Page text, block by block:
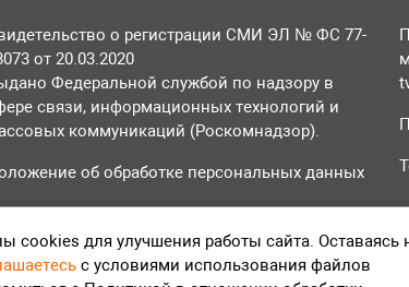
о регистрации СМИ ЭЛ № ФС 77-
от 20.03.2020
Федеральной службой по надзору в
связи, информационных технологий и
коммуникаций (Роскомнадзор).
об обработке персональных данных
на обработку персональных данных
cookies для улучшения работы сайта. Оставаясь
с условиями использования файлов